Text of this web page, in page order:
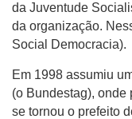
da Juventude
da organização.
Social Democracia).
Em 1998 assumiu
(o Bundestag), onde
se tornou o prefeito